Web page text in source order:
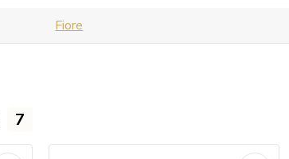
Fiore
7